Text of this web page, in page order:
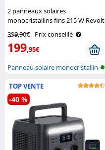
2 panneaux solaires
monocristallins fins 215 W Revolt
399,90€ Prix conseillé
199,95€
Panneau solaire monocristallin
TOP VENTE
-40 %